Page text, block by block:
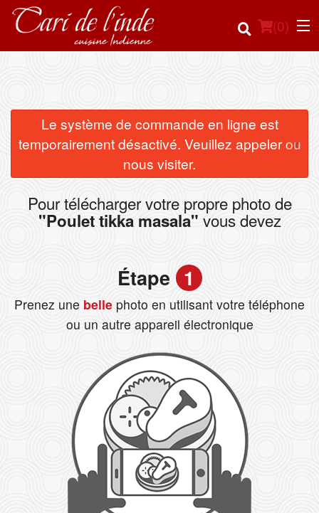
(0)
Commander en ligne
Emplacement
Connection
Le système de commande en ligne est
temporairement désactivé. Veuillez appeler ou
nous visiter.
×
Pour télécharger votre propre photo de
"Poulet tikka masala" vous devez
Étape 1
Prenez une belle photo en utilisant votre téléphone
ou un autre appareil électronique